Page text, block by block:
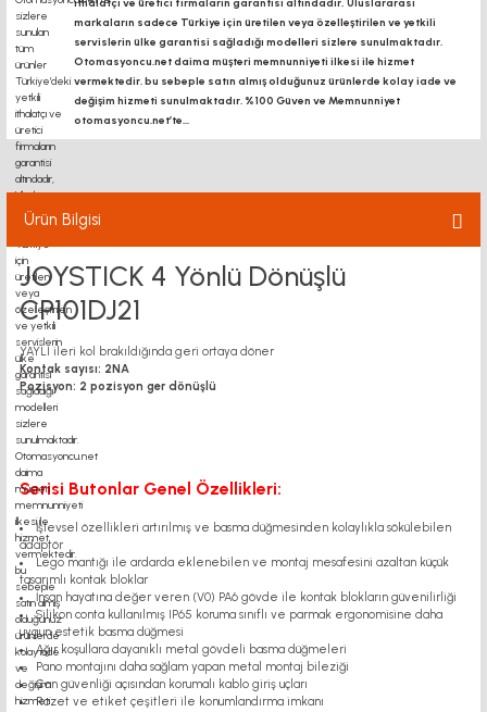
markaların sadece Türkiye için üretilen veya özelleştirilen ve yetkili
servislerin ülke garantisi sağladığı modelleri sizlere sunulmaktadır.
Otomasyoncu.net daima müşteri memnunniyeti ilkesi ile hizmet
vermektedir. bu sebeple satın almış olduğunuz ürünlerde kolay iade ve
değişim hizmeti sunulmaktadır. %100 Güven ve Memnunniyet
otomasyoncu.net’te...
Ürün Bilgisi
JOYSTICK 4 Yönlü Dönüşlü
CP101DJ21
YAYLI ileri kol brakıldığında geri ortaya döner
Kontak sayısı: 2NA
Pozisyon: 2 pozisyon ger dönüşlü
Serisi Butonlar Genel Özellikleri:
İşlevsel özellikleri artırılmış ve basma düğmesinden kolaylıkla sökülebilen
adaptör
Lego mantığı ile ardarda eklenebilen ve montaj mesafesini azaltan küçük
tasarımlı kontak bloklar
İnsan hayatına değer veren (V0) PA6 gövde ile kontak blokların güvenilirliği
Silikon conta kullanılmış IP65 koruma sınıflı ve parmak ergonomisine daha
uygun estetik basma düğmesi
Ağır koşullara dayanıklı metal gövdeli basma düğmeleri
Pano montajını daha sağlam yapan metal montaj bileziği
Can güvenliği açısından korumalı kablo giriş uçları
Rozet ve etiket çeşitleri ile konumlandırma imkanı